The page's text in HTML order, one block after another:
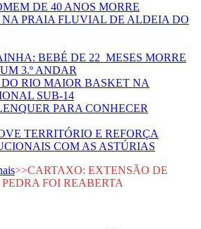
DE 40 ANOS MORRE
PRAIA FLUVIAL DE ALDEIA DO
BEBÉ DE 22 MESES MORRE
3.º ANDAR
DO RIO MAIOR BASKET NA
SUB-14
PARA CONHECER
TERRITÓRIO E REFORÇA
COM AS ASTÚRIAS
>>CARTAXO: EXTENSÃO DE
FOI REABERTA